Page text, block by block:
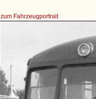
zum Fahrzeugportrait